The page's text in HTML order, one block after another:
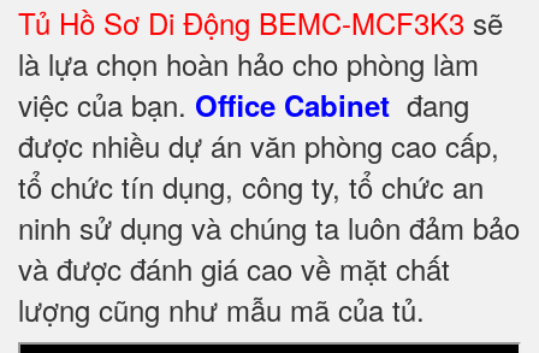
Tủ Hồ Sơ Di Động BEMC-MCF3K3 sẽ
là lựa chọn hoàn hảo cho phòng làm
việc của bạn. Office Cabinet đang
được nhiều dự án văn phòng cao cấp,
tổ chức tín dụng, công ty, tổ chức an
ninh sử dụng và chúng ta luôn đảm bảo
và được đánh giá cao về mặt chất
lượng cũng như mẫu mã của tủ.